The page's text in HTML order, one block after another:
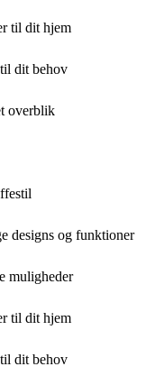
til dit hjem
dit behov
overblik
designs og funktioner
muligheder
til dit hjem
dit behov